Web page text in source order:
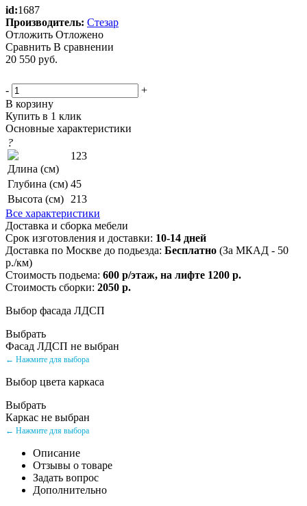
id:1687
Производитель: Стезар
Отложить Отложено
Сравнить В сравнении
20 550 руб.
-
+
В корзину
Купить в 1 клик
Основные характеристики
?
Длина (см)
123
Глубина (см) 45
Высота (см)
213
Все характеристики
Доставка и сборка мебели
Срок изготовления и доставки: 10-14 дней
Доставка по Москве до подьезда: Бесплатно (За МКАД - 50
р./км)
Стоимость подьема: 600 р/этаж, на лифте 1200 р.
Стоимость сборки: 2050 р.
Выбор фасада ЛДСП
Выбрать
Фасад ЛДСП не выбран
← Нажмите для выбора
Выбор цвета каркаса
Выбрать
Каркас не выбран
← Нажмите для выбора
Описание
Отзывы о товаре
Задать вопрос
Дополнительно